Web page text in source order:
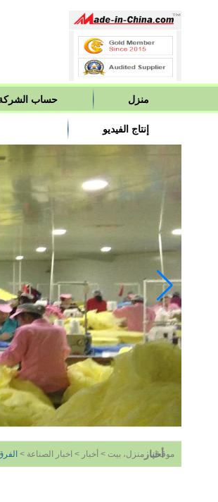
منزل حساب
إنتاج الفيديو
أخبار
موقعك : منزل، بيت > أخبار > اخبار الصناعة >